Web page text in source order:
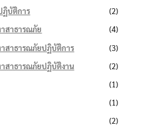
ฏิบัติการ
(2)
สาธารณภัย
(4)
าสาธารณภัยปฏิบัติการ
(3)
าสาธารณภัยปฏิบัติงาน
(2)
(1)
(1)
(2)